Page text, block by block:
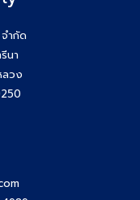
ำกัด
นา
วง